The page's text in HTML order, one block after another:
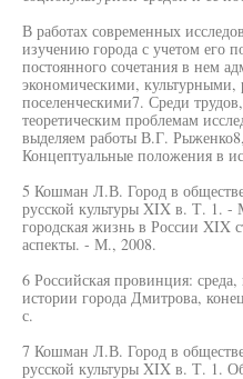
В работах современных
изучению города с учетом его
постоянного сочетания в нем
экономическими,
поселенческими7. Среди
теоретическим проблемам
выделяем работы В.Г.
Концептуальные положения в
5 Кошман Л.В. Город в
русской культуры XIX в. Т. 1.
городская жизнь в России XIX
аспекты. - М., 2008.
6 Российская провинция:
истории города Дмитрова,
с.
7 Кошман Л.В. Город в
русской культуры XIX в. Т. 1.